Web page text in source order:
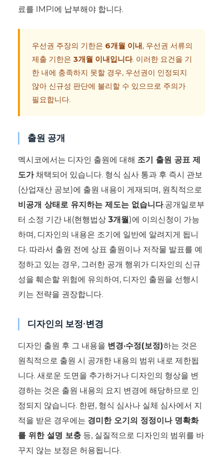
료를 IMPI에 납부해야 합니다.
우선권 주장의 기한은 6개월 이내, 우선권 서류의
제출 기한은 3개월 이내입니다. 이러한 요건을 기
한 내에 충족하지 못할 경우, 우선권이 인정되지
않아 신규성 판단에 불리할 수 있으므로 주의가
필요합니다.
출원 공개
멕시코에서는 디자인 출원에 대해 조기 출원 공표 제
도가채택되어 있습니다. 형식 심사 통과 후 즉시 관보
(산업재산 공보)에 출원 내용이 게재되며, 원칙적으로
비공개 상태로 유지하는 제도는 없습니다.공개일로부
터 소정 기간 내(현행법상 3개월)에 이의신청이 가능
하며, 디자인의 내용은 조기에 일반에 알려지게 됩니
다. 따라서 출원 전에 상표 출원이나 저작물 발표를 예
정하고 있는 경우, 그러한 공개 행위가 디자인의 신규
성을 훼손할 위험에 유의하여, 디자인 출원을 선행시
키는 전략을 권장합니다.
디자인의 보정·변경
디자인 출원 후 그 내용을 변경·수정(보정)하는 것은
원칙적으로 출원 시 공개한 내용의 범위 내로 제한됩
니다. 새로운 도면을 추가하거나 디자인의 형상을 변
경하는 것은 출원 내용의 요지 변경에 해당하므로 인
정되지 않습니다. 한편, 형식 심사나 실체 심사에서 지
적을 받은 경우에는 경미한 오기의 정정이나 명확화
를 위한 설명 보충 등, 실질적으로 디자인의 범위를 바
꾸지 않는 보정은 허용됩니다.